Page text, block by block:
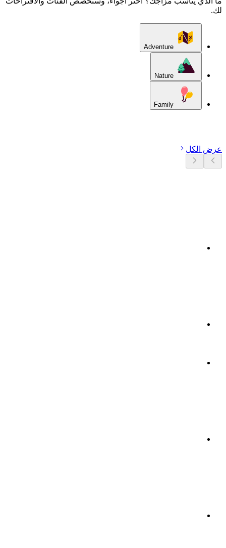
لك.
Adventure
Nature
Family
عرض الكل